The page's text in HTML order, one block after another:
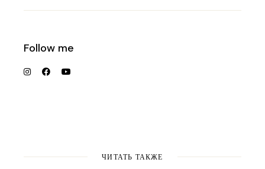
Follow me
ЧИТАТЬ ТАКЖЕ